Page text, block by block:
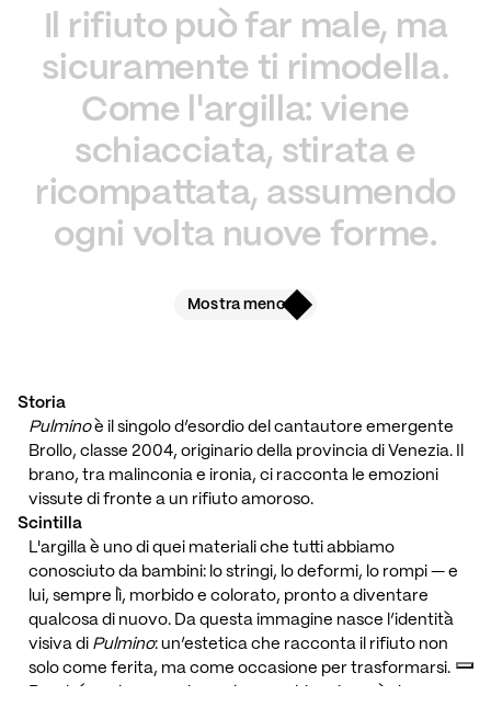
Il rifiuto puòfar male, ma
sicuramente ti rimodella.
Come l'argilla: viene
schiacciata, stiratae
ricompattata, assumendo
ogni volta nuove forme.
Mostra meno
Storia
Pulmino è il singolo d’esordio del cantautore emergente
Brollo, classe 2004, originario della provincia di Venezia. Il
brano, tra malinconia e ironia, ci racconta le emozioni
vissute di fronte a un rifiuto amoroso.
Scintilla
L'argilla è uno di quei materiali che tutti abbiamo
conosciuto da bambini: lo stringi, lo deformi, lo rompi — e
lui, sempre lì, morbido e colorato, pronto a diventare
qualcosa di nuovo. Da questa immagine nasce l’identità
visiva di Pulmino: un’estetica che racconta il rifiuto non
solo come ferita, ma come occasione per trasformarsi.
Perché anche quando qualcosa schiaccia, può dare
Fai splendere la tua storia
info@reginacoeli.it
+39 3933819692
REGINA COELI SRL
P.IVA 04903120279
Cookie Policy
Privacy Policy
Corso Silvio Trentin, 25
30027 - San Donà di Piave, Venezia
Non ci segui?
Instagram
LinkedIn